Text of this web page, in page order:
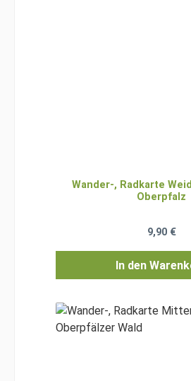
Wander-, Radkarte
Oberpfalz
Regulärer
9,90 €
In den